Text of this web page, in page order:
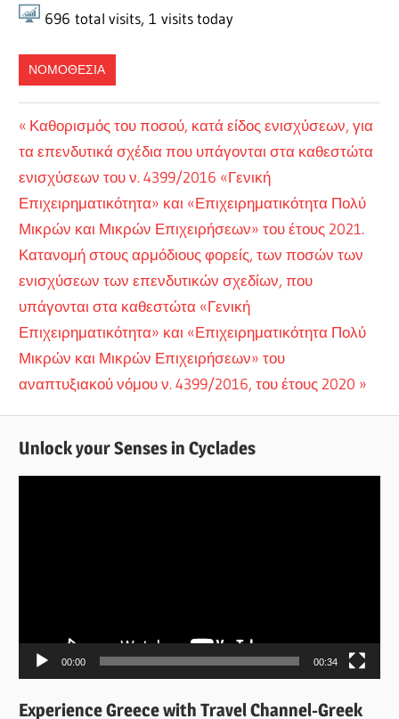
696 total visits, 1 visits today
ΝΟΜΟΘΕΣΙΑ
Πλοήγηση
άρθρων
Previous
Post:
Καθορισμός του ποσού, κατά είδος ενισχύσεων, για
τα επενδυτικά σχέδια που υπάγονται στα καθεστώτα
ενισχύσεων του ν. 4399/2016 «Γενική
Επιχειρηματικότητα» και «Επιχειρηματικότητα Πολύ
Μικρών και Μικρών Επιχειρήσεων» του έτους 2021.
Next
Post:
Κατανομή στους αρμόδιους φορείς, των ποσών των
ενισχύσεων των επενδυτικών σχεδίων, που
υπάγονται στα καθεστώτα «Γενική
Επιχειρηματικότητα» και «Επιχειρηματικότητα Πολύ
Μικρών και Μικρών Επιχειρήσεων» του
αναπτυξιακού νόμου ν. 4399/2016, του έτους 2020
Unlock your Senses in Cyclades
00:00 00:34
Experience Greece with Travel Channel-Greek